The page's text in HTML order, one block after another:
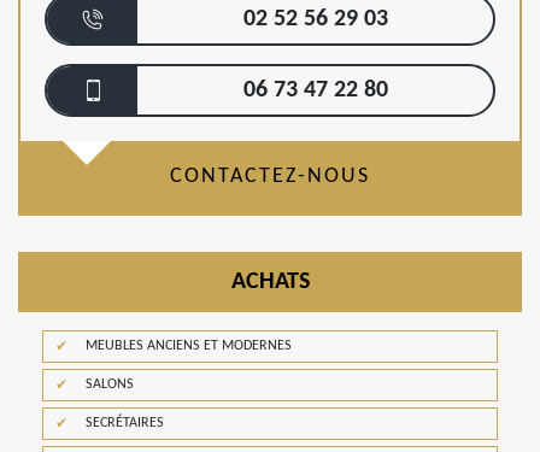
02 52 56 29 03
06 73 47 22 80
CONTACTEZ-NOUS
ACHATS
MEUBLES ANCIENS ET MODERNES
SALONS
SECRÉTAIRES